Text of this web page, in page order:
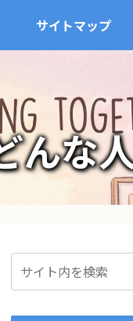
んな
サイトマップ